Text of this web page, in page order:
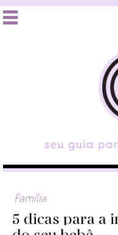
Família
5 dicas para a